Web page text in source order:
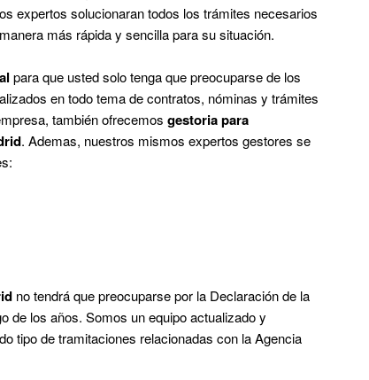
expertos solucionaran todos los trámites necesarios
más rápida y sencilla para su situación.
para que usted solo tenga que preocuparse de los
en todo tema de contratos, nóminas y trámites
también ofrecemos gestoria para
. Ademas, nuestros mismos expertos gestores se
no tendrá que preocuparse por la Declaración de la
de los años. Somos un equipo actualizado y
tipo de tramitaciones relacionadas con la Agencia